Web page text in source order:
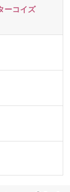
ーコイズ